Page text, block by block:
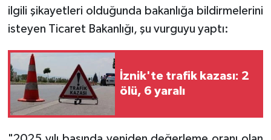
ilgili şikayetleri olduğunda bakanlığa bildirmelerini
isteyen Ticaret Bakanlığı, şu vurguyu yaptı:
İznik'te trafik kazası: 2
ölü, 6 yaralı